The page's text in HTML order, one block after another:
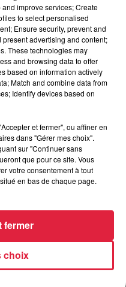
de Soufflenheim à
improve services; Create
to select personalised
Ensure security, prevent and
advertising and content;
These technologies may
and browsing data to offer
based on information actively
Match and combine data from
Identify devices based on
et fermer", ou affiner en
dans "Gérer mes choix".
sur "Continuer sans
que pour ce site. Vous
votre consentement à tout
en bas de chaque page.
choix
fermer